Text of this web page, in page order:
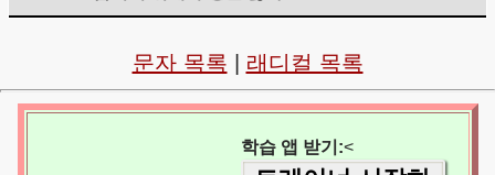
문자 목록 래디컬 목록
학습 앱 받기:<